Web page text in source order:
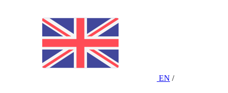
EN /